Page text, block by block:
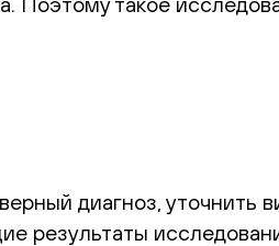
диагноз, уточнить
результаты